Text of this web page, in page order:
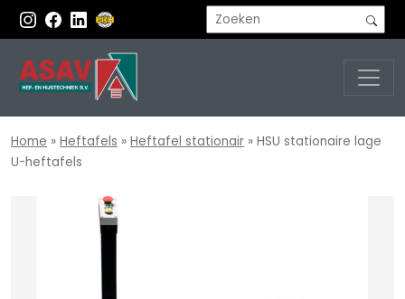
Home » Heftafels » Heftafel stationair » HSU stationaire lage
U-heftafels